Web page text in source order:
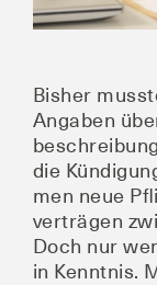
Bis­her
Anga­ben
die
men neue
ver­trä­gen
Doch nur
in Kennt­nis.